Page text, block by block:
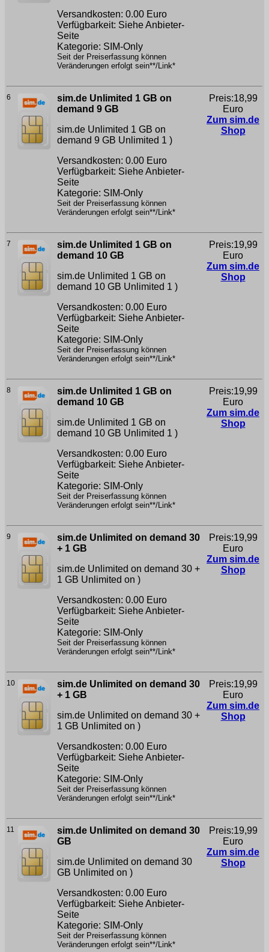
Versandkosten: 0.00 Euro
Verfügbarkeit: Siehe Anbieter-
Seite
Kategorie: SIM-Only
Seit der Preiserfassung können
Veränderungen erfolgt sein**/Link*
6
sim.de Unlimited 1 GB on
demand 9 GB
sim.de Unlimited 1 GB on
demand 9 GB Unlimited 1 )
Versandkosten: 0.00 Euro
Verfügbarkeit: Siehe Anbieter-
Seite
Kategorie: SIM-Only
Seit der Preiserfassung können
Veränderungen erfolgt sein**/Link*
Preis:18,99
Euro
Zum sim.de
Shop
7
sim.de Unlimited 1 GB on
demand 10 GB
sim.de Unlimited 1 GB on
demand 10 GB Unlimited 1 )
Versandkosten: 0.00 Euro
Verfügbarkeit: Siehe Anbieter-
Seite
Kategorie: SIM-Only
Seit der Preiserfassung können
Veränderungen erfolgt sein**/Link*
Preis:19,99
Euro
Zum sim.de
Shop
8
sim.de Unlimited 1 GB on
demand 10 GB
sim.de Unlimited 1 GB on
demand 10 GB Unlimited 1 )
Versandkosten: 0.00 Euro
Verfügbarkeit: Siehe Anbieter-
Seite
Kategorie: SIM-Only
Seit der Preiserfassung können
Veränderungen erfolgt sein**/Link*
Preis:19,99
Euro
Zum sim.de
Shop
9
sim.de Unlimited on demand 30
+ 1 GB
sim.de Unlimited on demand 30 +
1 GB Unlimited on )
Versandkosten: 0.00 Euro
Verfügbarkeit: Siehe Anbieter-
Seite
Kategorie: SIM-Only
Seit der Preiserfassung können
Veränderungen erfolgt sein**/Link*
Preis:19,99
Euro
Zum sim.de
Shop
10
sim.de Unlimited on demand 30
+ 1 GB
sim.de Unlimited on demand 30 +
1 GB Unlimited on )
Versandkosten: 0.00 Euro
Verfügbarkeit: Siehe Anbieter-
Seite
Kategorie: SIM-Only
Seit der Preiserfassung können
Veränderungen erfolgt sein**/Link*
Preis:19,99
Euro
Zum sim.de
Shop
11
sim.de Unlimited on demand 30
GB
sim.de Unlimited on demand 30
GB Unlimited on )
Versandkosten: 0.00 Euro
Verfügbarkeit: Siehe Anbieter-
Seite
Kategorie: SIM-Only
Seit der Preiserfassung können
Veränderungen erfolgt sein**/Link*
Preis:19,99
Euro
Zum sim.de
Shop